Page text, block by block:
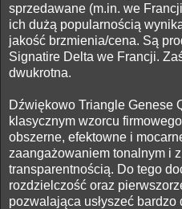
sprzedawane (m.in. we
ich dużą popularnością
jakość brzmienia/cena. Są
Signatire Delta we Francji.
dwukrotna.
Dźwiękowo Triangle Genese
klasycznym wzorcu firmowego
obszerne, efektowne i
zaangażowaniem tonalnym i z
transparentnością. Do tego
rozdzielczość oraz
pozwalająca usłyszeć